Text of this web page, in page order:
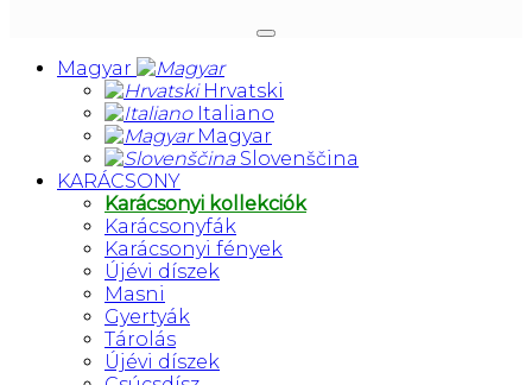
Magyar
Hrvatski
Italiano
Magyar
Slovenščina
KARÁCSONY
Karácsonyi kollekciók
Karácsonyfák
Karácsonyi fények
Újévi díszek
Masni
Gyertyák
Tárolás
Újévi díszek